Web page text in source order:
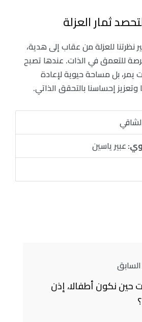
ثمار العزلة
نظرتنا للعزلة من عقاب إلى هدية،
للتعمق في الذات. عندها تصبح
يمر، بل مساحة حيوية لإعادة
إحساسنا بالتحقق الذاتي.
عبير ياسين
حين نكون أطفالا، إذن